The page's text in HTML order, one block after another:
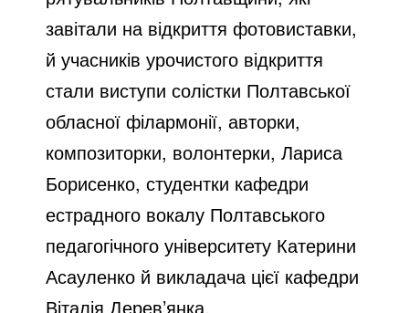
завітали на відкриття фотовиставки,
й учасників урочистого відкриття
стали виступи солістки Полтавської
обласної філармонії, авторки,
композиторки, волонтерки, Лариса
Борисенко, студентки кафедри
естрадного вокалу Полтавського
педагогічного університету Катерини
Асауленко й викладача цієї кафедри
Віталія Дерев’янка.